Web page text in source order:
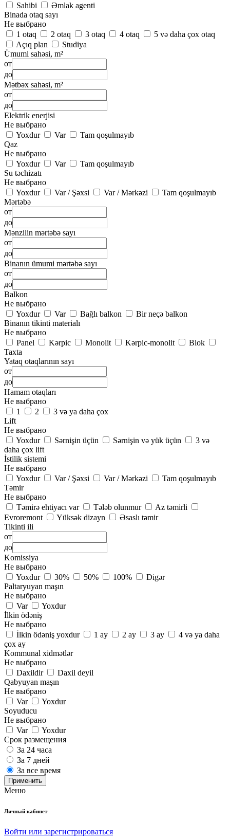
Sahibi
Əmlak agenti
Binada otaq sayı
Не выбрано
1 otaq
2 otaq 3 otaq 4 otaq
5 və daha çox otaq
Açıq plan
Studiya
Ümumi sahəsi, m²
от
до
Mətbəx sahəsi, m²
от
до
Elektrik enerjisi
Не выбрано
Yoxdur
Var
Tam qoşulmayıb
Qaz
Не выбрано
Yoxdur
Var
Tam qoşulmayıb
Su təchizatı
Не выбрано
Yoxdur
Var / Şəxsi Var / Mərkəzi
Tam qoşulmayıb
Mərtəbə
от
до
Mənzilin mərtəbə sayı
от
до
Binanın ümumi mərtəbə sayı
от
до
Balkon
Не выбрано
Yoxdur
Var Bağlı balkon
Bir neçə balkon
Binanın tikinti materialı
Не выбрано
Panel
Kərpic Monolit Kərpic-monolit
Blok
Taxta
Yataq otaqlarının sayı
от
до
Hamam otaqları
Не выбрано
1
2
3 və ya daha çox
Lift
Не выбрано
Yoxdur
Sərnişin üçün Sərnişin və yük üçün
3 və
daha çox lift
İstilik sistemi
Не выбрано
Yoxdur
Var / Şəxsi Var / Mərkəzi
Tam qoşulmayıb
Təmir
Не выбрано
Təmirə ehtiyacı var
Tələb olunmur
Az təmirli
Evroremont
Yüksək dizayn
Əsaslı təmir
Tikinti ili
от
до
Komissiya
Не выбрано
Yoxdur
30% 50% 100%
Digər
Paltaryuyan maşın
Не выбрано
Var
Yoxdur
İlkin ödəniş
Не выбрано
İlkin ödəniş yoxdur
1 ay 2 ay 3 ay
4 və ya daha
çox ay
Kommunal xidmətlər
Не выбрано
Daxildir
Daxil deyil
Qabyuyan maşın
Не выбрано
Var
Yoxdur
Soyuducu
Не выбрано
Var
Yoxdur
Срок размещения
За 24 часа
За 7 дней
За все время
Применить
Меню
Личный кабинет
Войти или зарегистрироваться